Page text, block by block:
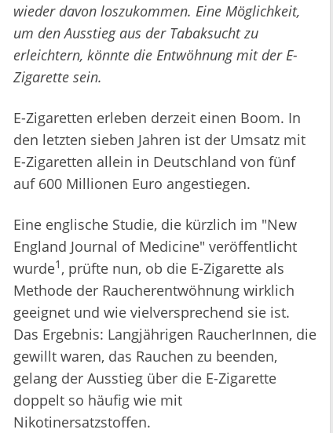
wieder davon loszukommen. Eine Möglichkeit,
um den Ausstieg aus der Tabaksucht zu
erleichtern, könnte die Entwöhnung mit der E-
Zigarette sein.
E-Zigaretten erleben derzeit einen Boom. In
den letzten sieben Jahren ist der Umsatz mit
E-Zigaretten allein in Deutschland von fünf
auf 600 Millionen Euro angestiegen.
Eine englische Studie, die kürzlich im "New
England Journal of Medicine" veröffentlicht
wurde1 , prüfte nun, ob die E-Zigarette als
Methode der Raucherentwöhnung wirklich
geeignet und wie vielversprechend sie ist.
Das Ergebnis: Langjährigen RaucherInnen, die
gewillt waren, das Rauchen zu beenden,
gelang der Ausstieg über die E-Zigarette
doppelt so häufig wie mit
Nikotinersatzstoffen.